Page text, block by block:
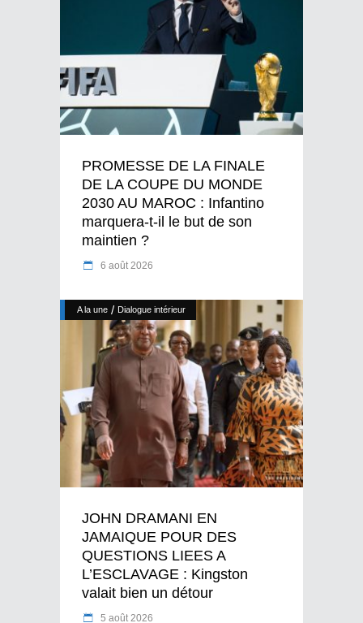
PROMESSE DE LA FINALE
DE LA COUPE DU MONDE
2030 AU MAROC : Infantino
marquera-t-il le but de son
maintien ?
6 août 2026
A la une / Dialogue intérieur
JOHN DRAMANI EN
JAMAIQUE POUR DES
QUESTIONS LIEES A
L’ESCLAVAGE : Kingston
valait bien un détour
5 août 2026